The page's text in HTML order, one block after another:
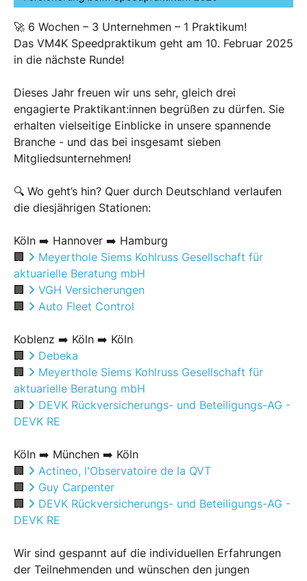
🚀 6 Wochen – 3 Unternehmen – 1 Praktikum!
Das VM4K Speedpraktikum geht am 10. Februar 2025
in die nächste Runde!
Dieses Jahr freuen wir uns sehr, gleich drei
engagierte Praktikant:innen begrüßen zu dürfen. Sie
erhalten vielseitige Einblicke in unsere spannende
Branche - und das bei insgesamt sieben
Mitgliedsunternehmen!
🔍 Wo geht’s hin? Quer durch Deutschland verlaufen
die diesjährigen Stationen:
Köln ➡️ Hannover ➡️ Hamburg
🏢
Meyerthole Siems Kohlruss Gesellschaft für
aktuarielle Beratung mbH
🏢
VGH Versicherungen
🏢
Auto Fleet Control
Koblenz ➡️ Köln ➡️ Köln
🏢
Debeka
🏢
Meyerthole Siems Kohlruss Gesellschaft für
aktuarielle Beratung mbH
🏢
DEVK Rückversicherungs- und Beteiligungs-AG -
DEVK RE
Köln ➡️ München ➡️ Köln
🏢
Actineo, l'Observatoire de la QVT
🏢
Guy Carpenter
🏢
DEVK Rückversicherungs- und Beteiligungs-AG -
DEVK RE
Wir sind gespannt auf die individuellen Erfahrungen
der Teilnehmenden und wünschen den jungen